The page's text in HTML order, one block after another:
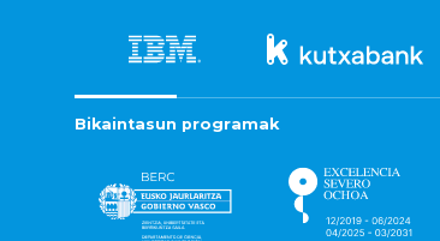
Bikaintasun programak